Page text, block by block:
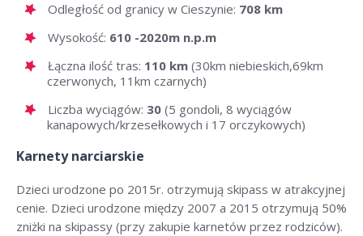
Odległość od granicy w Cieszynie: 708 km
Wysokość: 610 -2020m n.p.m
Łączna ilość tras: 110 km (30km niebieskich,69km
czerwonych, 11km czarnych)
Liczba wyciągów: 30 (5 gondoli, 8 wyciągów
kanapowych/krzesełkowych i 17 orczykowych)
Karnety narciarskie
Dzieci urodzone po 2015r. otrzymują skipass w atrakcyjnej
cenie. Dzieci urodzone między 2007 a 2015 otrzymują 50%
zniżki na skipassy (przy zakupie karnetów przez rodziców).